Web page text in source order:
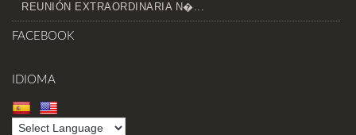
REUNIÓN EXTRAORDINARIA N�...
FACEBOOK
IDIOMA